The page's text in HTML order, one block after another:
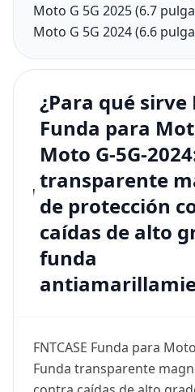
Moto G 5G 2025 (6.7
Moto G 5G 2024 (6.6
¿Para qué sirve
Funda para
Moto G-5G-
transparente
de protección
caídas de alto
funda
FNTCASE Funda para
Funda transparente